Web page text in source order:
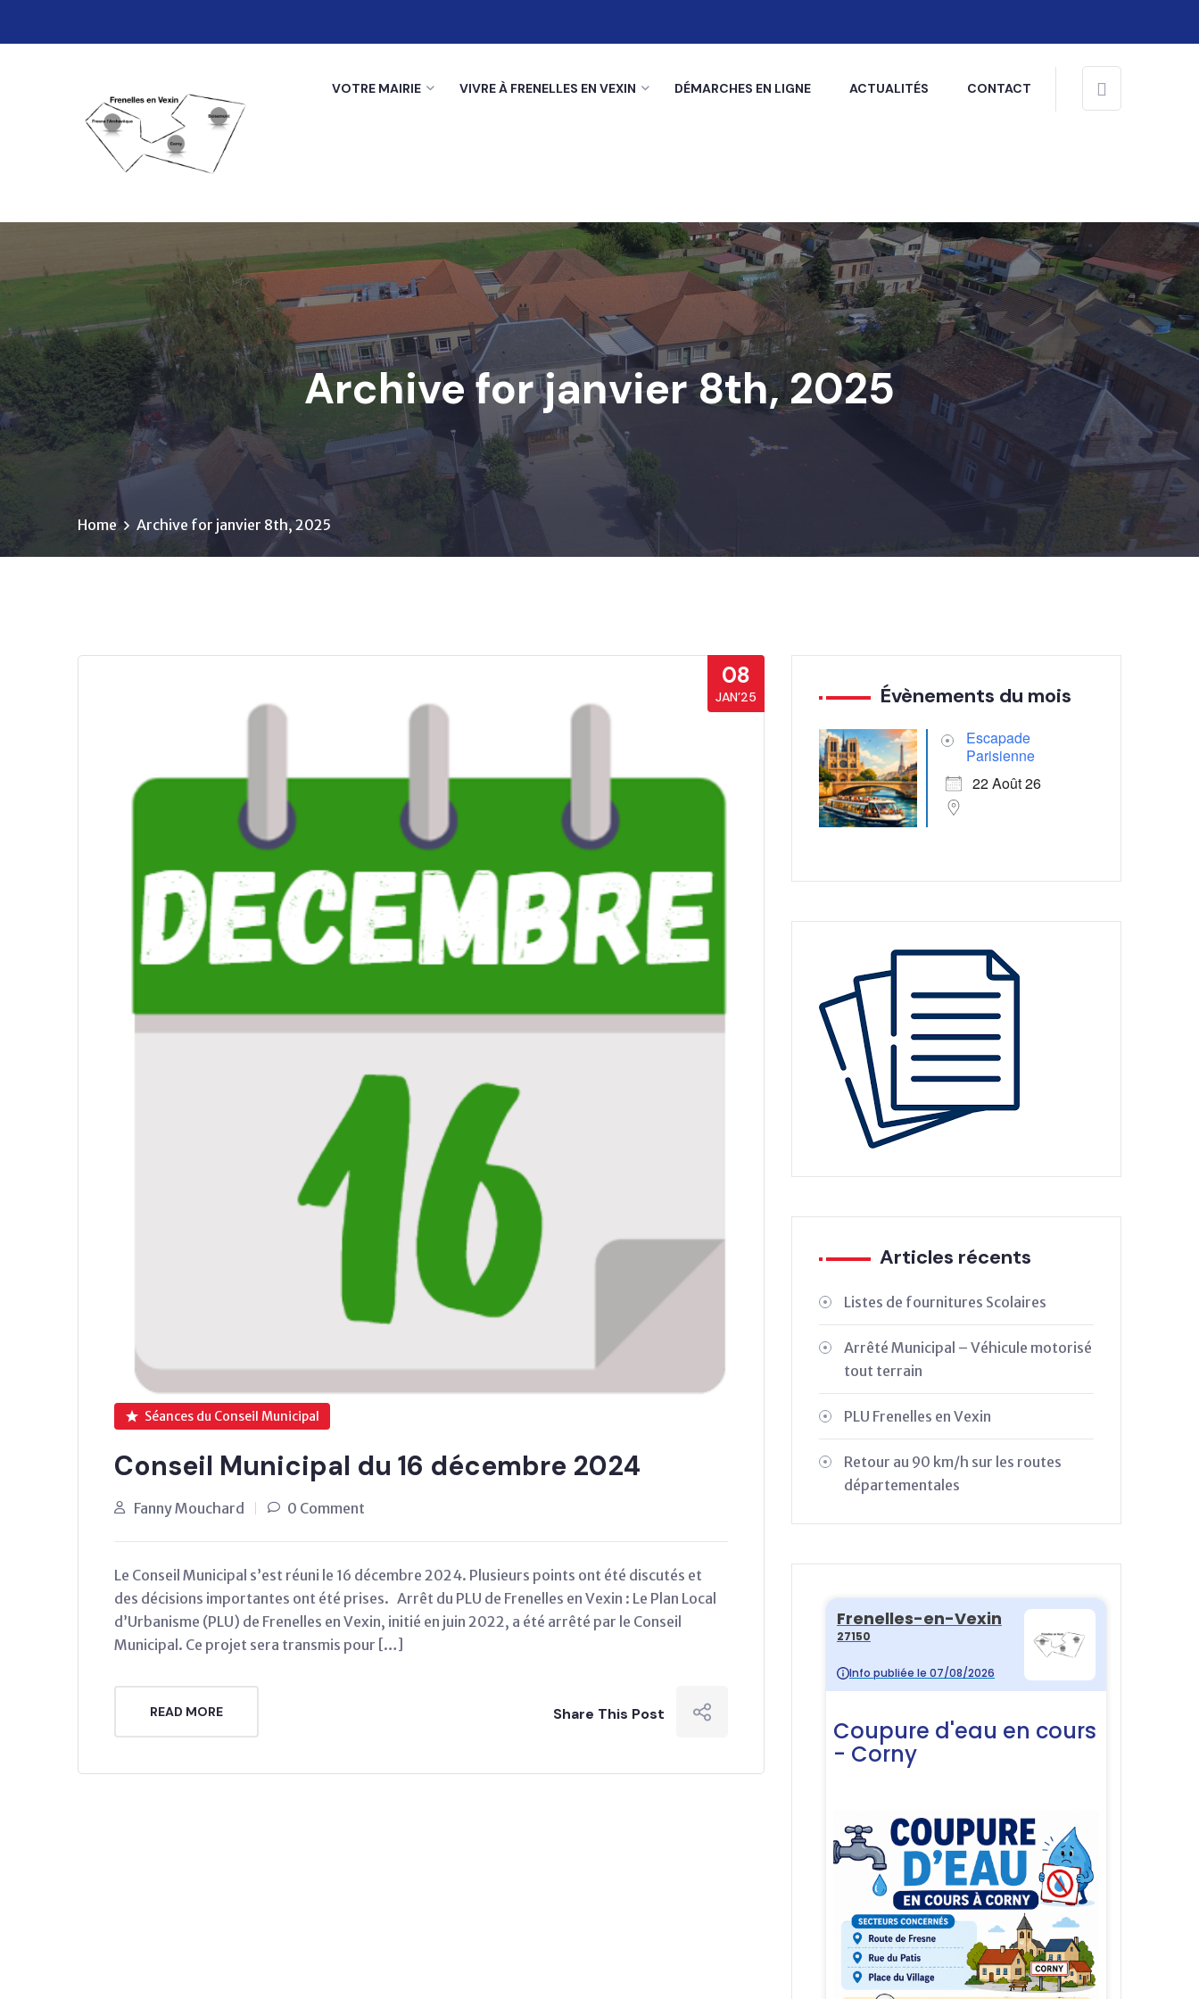
VOTRE MAIRIE VIVRE À FRENELLES EN VEXIN DÉMARCHES EN LIGNE ACTUALITÉS CONTACT
Archive for janvier 8th, 2025
Home Archive for janvier 8th, 2025
08
JAN’25
Séances du Conseil Municipal
Conseil Municipal du 16 décembre 2024
Fanny Mouchard 0 Comment
Le Conseil Municipal s’est réuni le 16 décembre 2024. Plusieurs points ont été discutés et
des décisions importantes ont été prises. Arrêt du PLU de Frenelles en Vexin : Le Plan Local
d’Urbanisme (PLU) de Frenelles en Vexin, initié en juin 2022, a été arrêté par le Conseil
Municipal. Ce projet sera transmis pour […]
READ MORE Share This Post
Évènements du mois
Escapade
Parisienne
22 Août 26
Articles récents
Listes de fournitures Scolaires
Arrêté Municipal – Véhicule motorisé
tout terrain
PLU Frenelles en Vexin
Retour au 90 km/h sur les routes
départementales